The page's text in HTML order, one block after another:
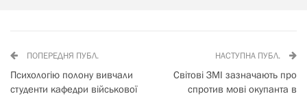
ПОПЕРЕДНЯ ПУБЛ.
Психологію полону вивчали
студенти кафедри військової
НАСТУПНА ПУБЛ.
Світові ЗМІ зазначають про
спротив мові окупанта в